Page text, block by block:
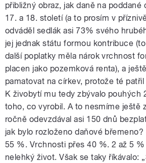
přibližný obraz, jak daně na poddané
17. a 18. století (a to prosím v
odváděl sedlák asi 73% svého
jej jednak státu formou kontribuce
další poplatky měla nárok vrchnost
placen jako pozemková renta), a
pamatovat na církev, protože té
K živobytí mu tedy zbývalo pouhých
toho, co vyrobil. A to nesmíme ještě
ročně odevzdával asi 150 dnů
jak bylo rozloženo daňové
55 %. Vrchnosti přes 40 %. 2 až 5
nelehký život. Však se taky říkávalo: